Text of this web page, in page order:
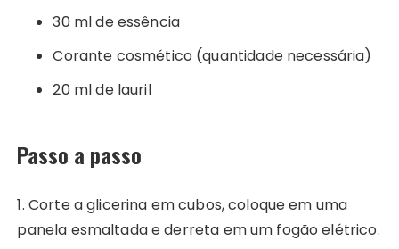
30 ml de essência
Corante cosmético (quantidade necessária)
20 ml de lauril
Passo a passo
1. Corte a glicerina em cubos, coloque em uma
panela esmaltada e derreta em um fogão elétrico.